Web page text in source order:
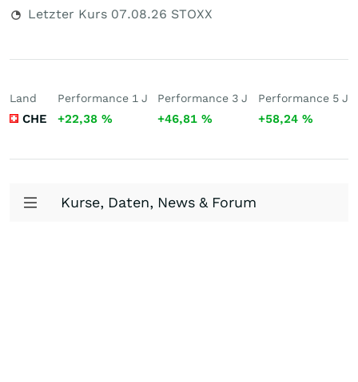
Letzter Kurs 07.08.26 STOXX
Land
CHE
Performance 1 J
+22,38 %
Performance 3 J
+46,81%
Performance 5 J
+58,24 %
Kurse, Daten, News & Forum